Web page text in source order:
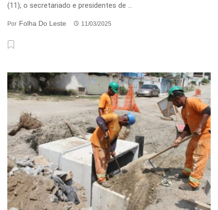
(11), o secretariado e presidentes de ...
Por Folha Do Leste 11/03/2025